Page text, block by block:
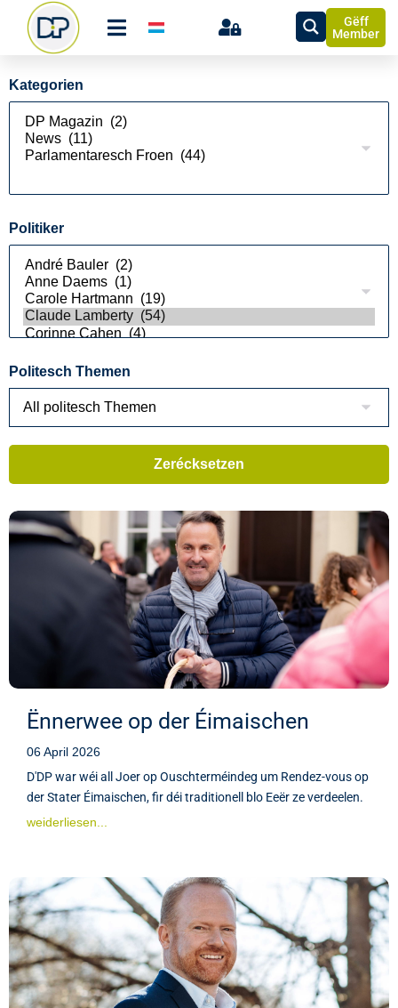
Gëff
Member
Kategorien
Politiker
Politesch Themen
Ënnerwee op der Éimaischen
06 April 2026
D'DP war wéi all Joer op Ouschterméindeg um Rendez-vous op
der Stater Éimaischen, fir déi traditionell blo Eeër ze verdeelen.
weiderliesen...